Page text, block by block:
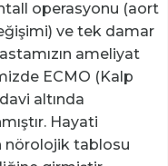
operasyonu (aort
ve tek damar
ameliyat
ECMO (Kalp
altında
Hayati
nörolojik tablosu